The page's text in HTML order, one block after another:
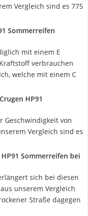
Vergleich sind es 775
Sommerreifen
mit einem E
verbrauchen
welche mit einem C
HP91
Geschwindigkeit von
Vergleich sind es
Sommerreifen bei
sich bei diesen
unserem Vergleich
Straße dagegen